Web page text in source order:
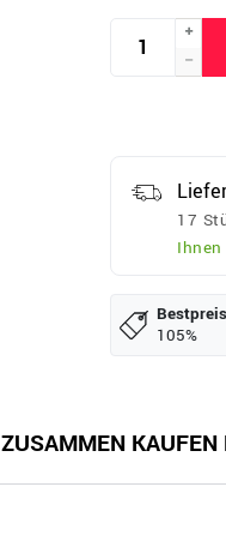
17
Ihnen
105%
ZUSAMMEN